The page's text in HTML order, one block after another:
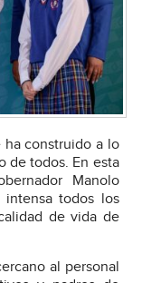
ha construido a lo
de todos. En esta
Manolo
intensa todos los
de vida de
al personal